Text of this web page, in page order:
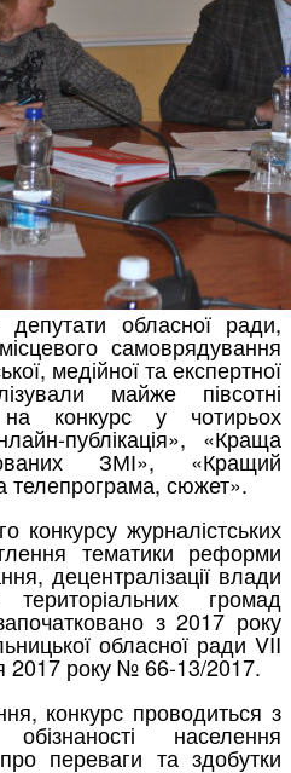
обласної ради,
самоврядування
медійної та експертної
майже півсотні
на конкурс у чотирьох
публікація», «Краща
ЗМІ», «Кращий
телепрограма, сюжет».
конкурсу журналістських
тематики реформи
децентралізації влади
громад
з 2017 року
обласної ради VII
2017 року № 66-13/2017.
конкурс проводиться з
населення
переваги та здобутки